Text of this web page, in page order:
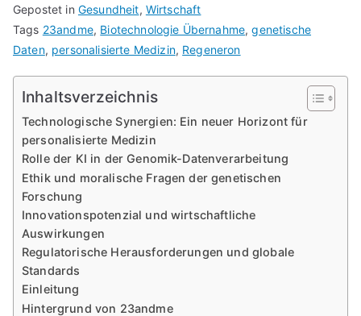
Gepostet in Gesundheit, Wirtschaft
Tags 23andme, Biotechnologie Übernahme,genetische
Daten, personalisierte Medizin, Regeneron
Inhaltsverzeichnis
Technologische Synergien: Ein neuer Horizont für
personalisierte Medizin
Rolle der KI in der Genomik-Datenverarbeitung
Ethik und moralische Fragen der genetischen
Forschung
Innovationspotenzial und wirtschaftliche
Auswirkungen
Regulatorische Herausforderungen und globale
Standards
Einleitung
Hintergrund von 23andme